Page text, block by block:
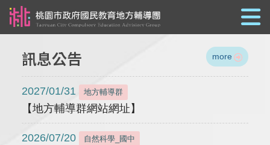
訊息公告 more
2027/01/31 地方輔導群
【地方輔導群網站網址】
2026/07/20 自然科學_國中